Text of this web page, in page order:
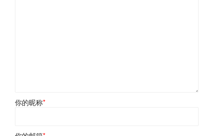
你的昵称*